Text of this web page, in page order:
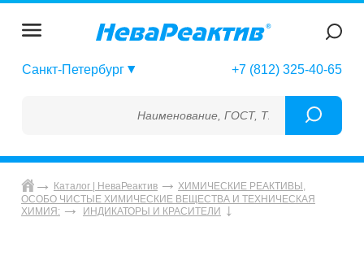
Санкт-Петербург +7 (812) 325-40-65
Наименование, ГОСТ, ТУ, ГСО, МСО, ОСО,
Каталог | НеваРеактив
ХИМИЧЕСКИЕ РЕАКТИВЫ,
ОСОБО ЧИСТЫЕ ХИМИЧЕСКИЕ ВЕЩЕСТВА И ТЕХНИЧЕСКАЯ
ХИМИЯ:
ИНДИКАТОРЫ И КРАСИТЕЛИ